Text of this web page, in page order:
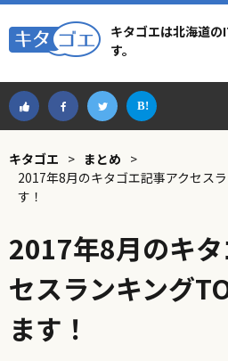
キタゴエは北海道
す。
キタゴエ > まとめ >
2017年8月のキタゴエ記事アクセス
す！
2017年8月のキ
セスランキング
ます！